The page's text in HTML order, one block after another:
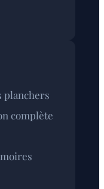
planchers
complète